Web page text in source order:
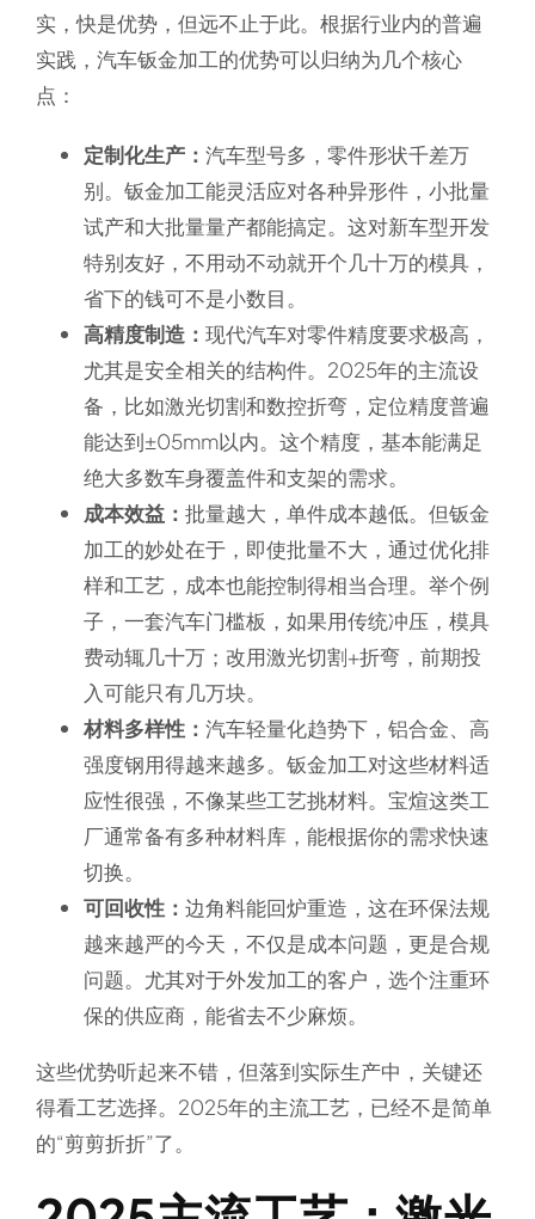
实，快是优势，但远不止于此。根据行业内的普遍
实践，汽车钣金加工的优势可以归纳为几个核心
点：
定制化生产： 汽车型号多，零件形状千差万
别。钣金加工能灵活应对各种异形件，小批量
试产和大批量量产都能搞定。这对新车型开发
特别友好，不用动不动就开个几十万的模具，
省下的钱可不是小数目。
高精度制造： 现代汽车对零件精度要求极高，
尤其是安全相关的结构件。2025年的主流设
备，比如激光切割和数控折弯，定位精度普遍
能达到±05mm以内。这个精度，基本能满足
绝大多数车身覆盖件和支架的需求。
成本效益： 批量越大，单件成本越低。但钣金
加工的妙处在于，即使批量不大，通过优化排
样和工艺，成本也能控制得相当合理。举个例
子，一套汽车门槛板，如果用传统冲压，模具
费动辄几十万；改用激光切割+折弯，前期投
入可能只有几万块。
材料多样性： 汽车轻量化趋势下，铝合金、高
强度钢用得越来越多。钣金加工对这些材料适
应性很强，不像某些工艺挑材料。宝煊这类工
厂通常备有多种材料库，能根据你的需求快速
切换。
可回收性： 边角料能回炉重造，这在环保法规
越来越严的今天，不仅是成本问题，更是合规
问题。尤其对于外发加工的客户，选个注重环
保的供应商，能省去不少麻烦。
这些优势听起来不错，但落到实际生产中，关键还
得看工艺选择。2025年的主流工艺，已经不是简单
的“剪剪折折”了。